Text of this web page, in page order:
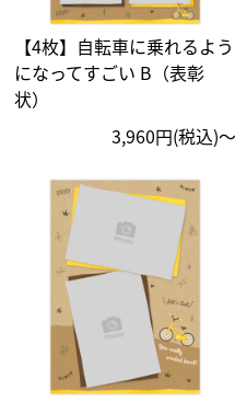
【4枚】自転車に乗れるよう
になってすごい B（表彰
状）
3,960円(税込)〜